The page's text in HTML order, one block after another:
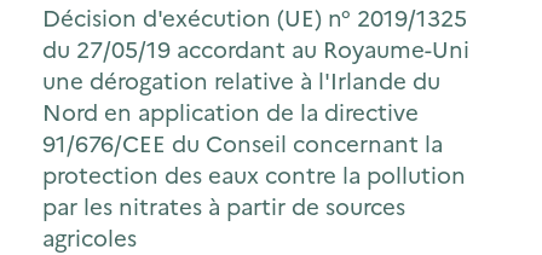
Décision d'exécution (UE) n° 2019/1325
du 27/05/19 accordant au Royaume-Uni
une dérogation relative à l'Irlande du
Nord en application de la directive
91/676/CEE du Conseil concernant la
protection des eaux contre la pollution
par les nitrates à partir de sources
agricoles